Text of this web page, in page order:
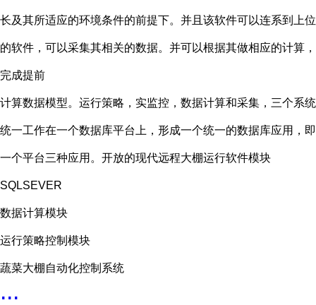
长及其所适应的环境条件的前提下。并且该软件可以连系到上位
的软件，可以采集其相关的数据。并可以根据其做相应的计算，
完成提前
计算数据模型。运行策略，实监控，数据计算和采集，三个系统
统一工作在一个数据库平台上，形成一个统一的数据库应用，即
一个平台三种应用。开放的现代远程大棚运行软件模块
SQLSEVER
数据计算模块
运行策略控制模块
蔬菜大棚自动化控制系统
...